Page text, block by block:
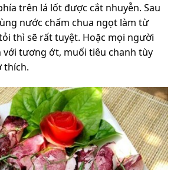
trên lá lốt được cắt nhuyễn. Sau
nước chấm chua ngọt làm từ
thì sẽ rất tuyệt. Hoặc mọi người
với tương ớt, muối tiêu chanh tùy
thích.